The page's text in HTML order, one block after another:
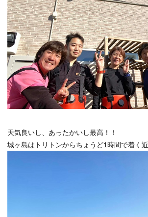
天気良いし、あったかいし最高！！
城ヶ島はトリトンからちょうど1時間で着く